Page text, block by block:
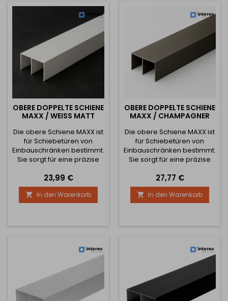
OBERE DOPPELTE SCHIENE
MAXX / WEISS MATT
Die obere Schiene MAXX ist
für Schiebetüren von
Einbauschränken bestimmt.
Sie sorgt für eine präzise
und gewährleistet dank der
robusten Konstruktion
langfristige Stabilität und
Zuverlässigkeit des
Technische Parameter:
Profilbreite: 75 mm
Preis
23,99 €
 In den Warenkorb
OBERE DOPPELTE SCHIENE
MAXX / CHAMPAGNER
Die obere Schiene MAXX ist
für Schiebetüren von
Einbauschränken bestimmt.
Sie sorgt für eine präzise
und gewährleistet dank
ihrer robusten Konstruktion
langfristige Stabilität und
Zuverlässigkeit des
Technische Parameter:
Profilbreite: 75 mm
Preis
27,77 €
 In den Warenkorb